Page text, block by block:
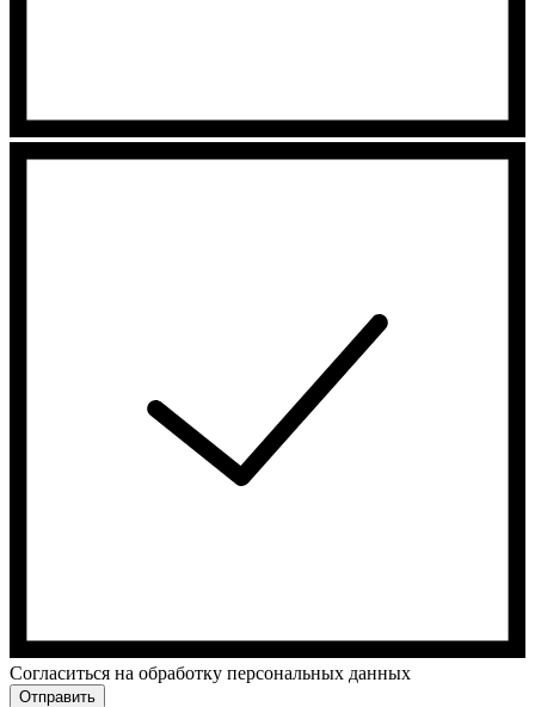
Cогласиться на обработку персональных данных
Отправить